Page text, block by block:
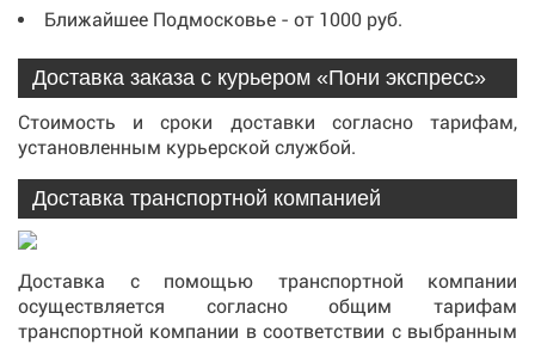
Ближайшее Подмосковье - от 1000 руб.
Доставка заказа с курьером «Пони экспресс»
Стоимость и сроки доставки согласно тарифам,
установленным курьерской службой.
Доставка транспортной компанией
Доставка с помощью транспортной компании
осуществляется согласно общим тарифам
транспортной компании в соответствии с выбранным